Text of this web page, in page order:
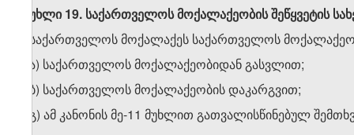
მუხლი 19. საქართველოს მოქალაქეობის შეწყვეტის
საქართველოს მოქალაქეს საქართველოს
ა) საქართველოს მოქალაქეობიდან გასვლით;
ბ) საქართველოს მოქალაქეობის დაკარგვით;
გ) ამ კანონის მე-11 მუხლით გათვალისწინებულ